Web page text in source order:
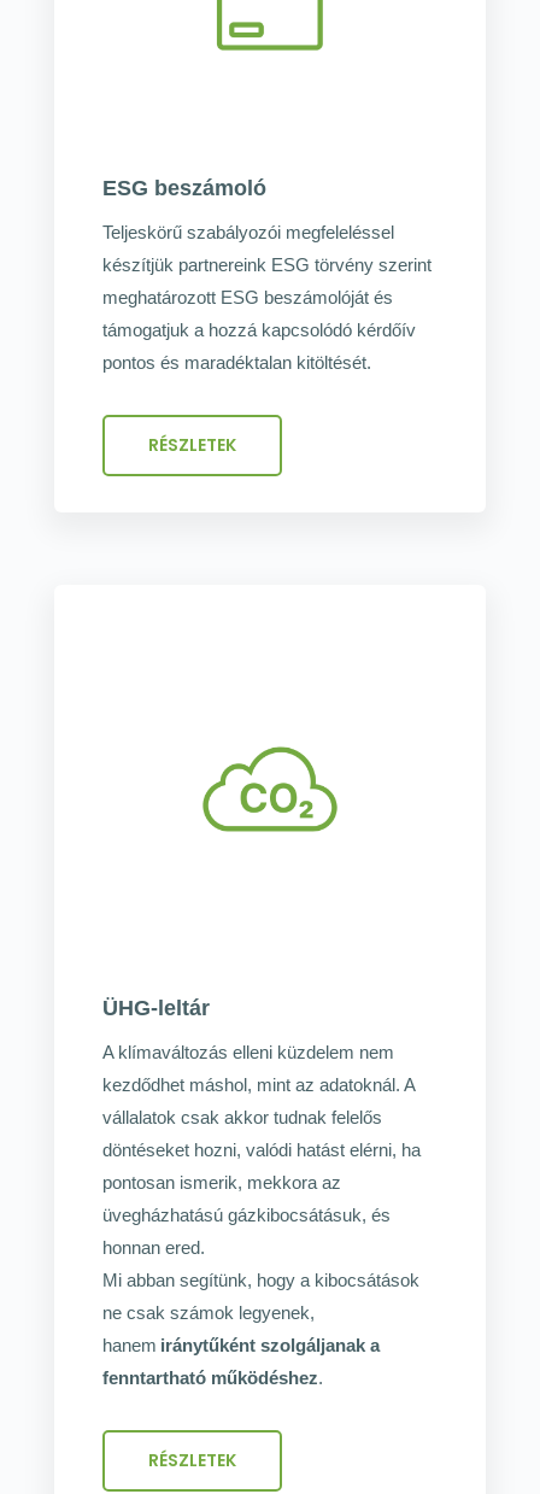
ESG beszámoló
Teljeskörű szabályozói megfeleléssel
készítjük partnereink ESG törvény szerint
meghatározott ESG beszámolóját és
támogatjuk a hozzá kapcsolódó kérdőív
pontos és maradéktalan kitöltését.
RÉSZLETEK
ÜHG-leltár
A klímaváltozás elleni küzdelem nem
kezdődhet máshol, mint az adatoknál. A
vállalatok csak akkor tudnak felelős
döntéseket hozni, valódi hatást elérni, ha
pontosan ismerik, mekkora az
üvegházhatású gázkibocsátásuk, és
honnan ered.
Mi abban segítünk, hogy a kibocsátások
ne csak számok legyenek,
hanem iránytűként szolgáljanak a
fenntartható működéshez.
RÉSZLETEK